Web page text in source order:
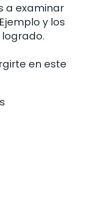
a examinar
y los
en este